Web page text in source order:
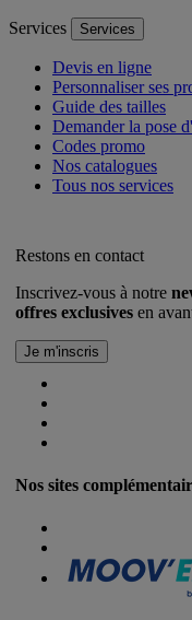
Services Services
Devis en ligne
Personnaliser ses
Guide des tailles
Demander la pose
Codes promo
Nos catalogues
Tous nos services
Restons en contact
Inscrivez-vous à notre
offres exclusives en
Nos sites